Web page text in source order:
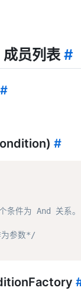
员列表 #
#
#
个条件为 And 关
为参数*/